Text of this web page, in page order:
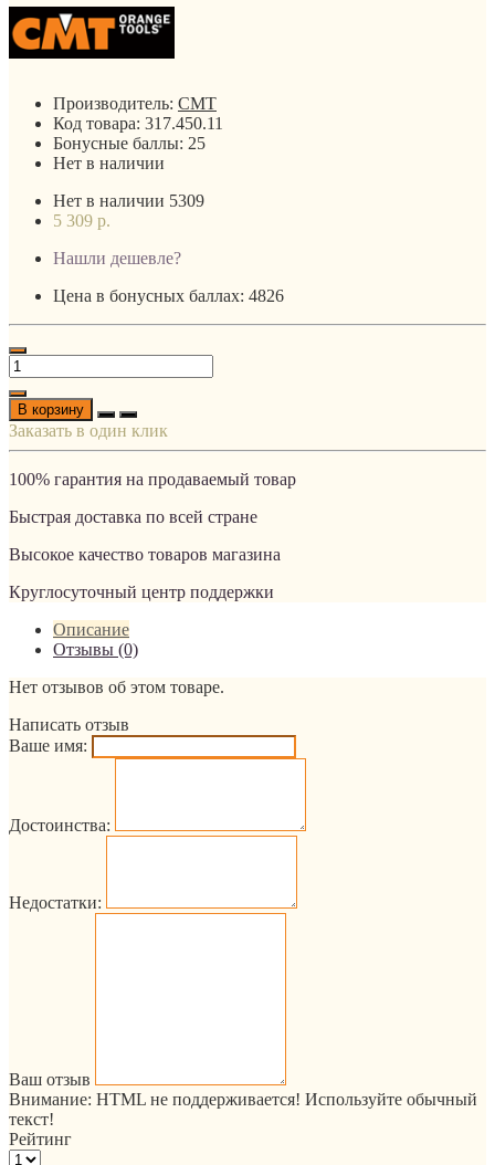
Производитель: CMT
Код товара: 317.450.11
Бонусные баллы: 25
Нет в наличии
Нет в наличии 5309
5 309 р.
Нашли дешевле?
Цена в бонусных баллах: 4826
В корзину
Заказать в один клик
100% гарантия на продаваемый товар
Быстрая доставка по всей стране
Высокое качество товаров магазина
Круглосуточный центр поддержки
Описание
Отзывы (0)
Нет отзывов об этом товаре.
Написать отзыв
Ваше имя:
Достоинства:
Недостатки:
Ваш отзыв
Внимание: HTML не поддерживается! Используйте обычный
текст!
Рейтинг